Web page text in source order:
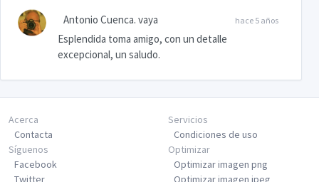
hace 5 años
Antonio Cuenca. vaya
Esplendida toma amigo, con un detalle
excepcional, un saludo.
Acerca
Contacta
Servicios
Condiciones de uso
Síguenos
Facebook
Twitter
Optimizar
Optimizar imagen png
Optimizar imagen jpeg